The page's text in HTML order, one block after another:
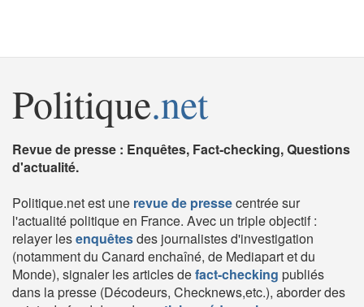
Politique.net
Revue de presse : Enquêtes, Fact-checking, Questions
d'actualité.
Politique.net est une revue de pressecentrée sur
l'actualité politique en France. Avec un triple objectif :
relayer lesenquêtesdes journalistes d'investigation
(notamment du Canard enchaîné, de Mediapart et du
Monde), signaler les articles defact-checking publiés
dans la presse (Décodeurs, Checknews,etc.), aborder des